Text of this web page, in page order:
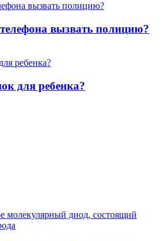
вызвать полицию?
для ребенка?